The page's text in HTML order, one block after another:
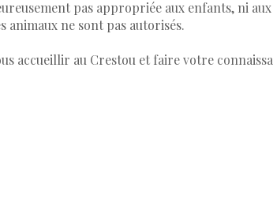
pas appropriée aux enfants, ni
animaux ne sont pas autorisés.
accueillir au Crestou et faire votre